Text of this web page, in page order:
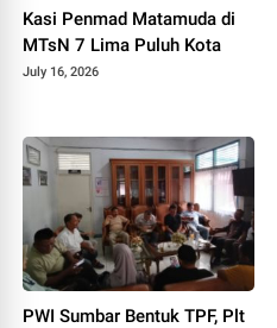
Kasi Penmad Matamuda di
MTsN 7 Lima Puluh Kota
July 16, 2026
PWI Sumbar Bentuk TPF, Plt